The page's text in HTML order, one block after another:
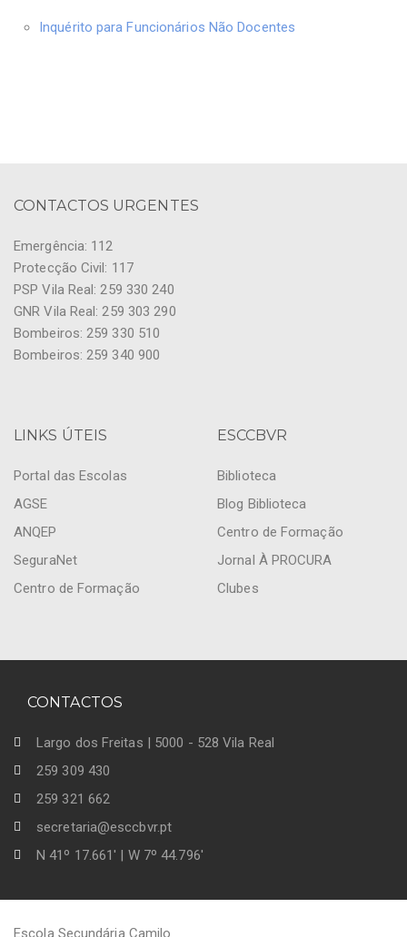
Inquérito para Funcionários Não Docentes
CONTACTOS URGENTES
Emergência: 112
Protecção Civil: 117
PSP Vila Real: 259 330 240
GNR Vila Real: 259 303 290
Bombeiros: 259 330 510
Bombeiros: 259 340 900
LINKS ÚTEIS
Portal das Escolas
AGSE
ANQEP
SeguraNet
Centro de Formação
ESCCBVR
Biblioteca
Blog Biblioteca
Centro de Formação
Jornal À PROCURA
Clubes
CONTACTOS
Largo dos Freitas | 5000 - 528 Vila Real
259 309 430
259 321 662
secretaria@esccbvr.pt
N 41º 17.661' | W 7º 44.796'
Escola Secundária Camilo